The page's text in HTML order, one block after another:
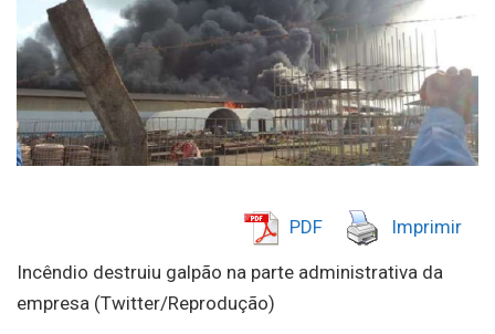
PDF Imprimir
Incêndio destruiu galpão na parte administrativa da
empresa (Twitter/Reprodução)